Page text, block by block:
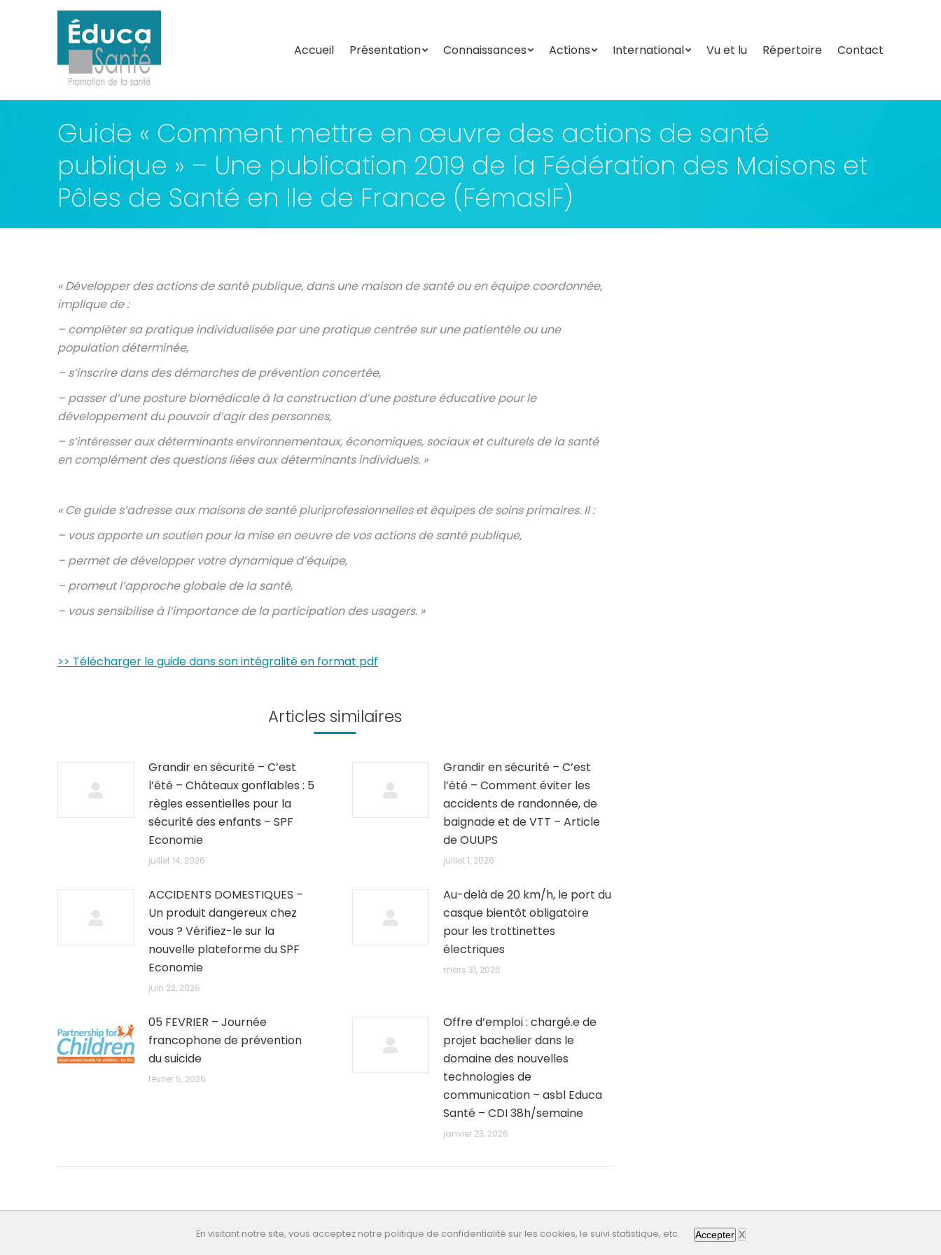
En visitant notre site, vous acceptez notre politique de confidentialité sur les cookies, le suivi statistique, etc. Accepter X
Accueil Présentation Connaissances Actions International Vu et lu Répertoire Contact
Guide « Comment mettre en œuvre des actions de santé
publique » – Une publication 2019 de la Fédération des Maisons et
Pôles de Santé en Ile de France (FémasIF)
« Développer des actions de santé publique, dans une maison de santé ou en équipe coordonnée,
implique de :
– compléter sa pratique individualisée par une pratique centrée sur une patientèle ou une
population déterminée,
– s’inscrire dans des démarches de prévention concertée,
– passer d’une posture biomédicale à la construction d’une posture éducative pour le
développement du pouvoir d’agir des personnes,
– s’intéresser aux déterminants environnementaux, économiques, sociaux et culturels de la santé
en complément des questions liées aux déterminants individuels. »
« Ce guide s’adresse aux maisons de santé pluriprofessionnelles et équipes de soins primaires. Il :
– vous apporte un soutien pour la mise en oeuvre de vos actions de santé publique,
– permet de développer votre dynamique d’équipe,
– promeut l’approche globale de la santé,
– vous sensibilise à l’importance de la participation des usagers. »
>> Télécharger le guide dans son intégralité en format pdf
Articles similaires
Grandir en sécurité – C’est
l’été – Châteaux gonflables : 5
règles essentielles pour la
sécurité des enfants – SPF
Economie
juillet 14, 2026
Grandir en sécurité – C’est
l’été – Comment éviter les
accidents de randonnée, de
baignade et de VTT – Article
de OUUPS
juillet 1, 2026
ACCIDENTS DOMESTIQUES –
Un produit dangereux chez
vous ? Vérifiez-le sur la
nouvelle plateforme du SPF
Economie
juin 22, 2026
Au-delà de 20 km/h, le port du
casque bientôt obligatoire
pour les trottinettes
électriques
mars 31, 2026
05 FEVRIER – Journée
francophone de prévention
du suicide
février 5, 2026
Offre d’emploi : chargé.e de
projet bachelier dans le
domaine des nouvelles
technologies de
communication – asbl Educa
Santé – CDI 38h/semaine
janvier 23, 2026
All rights reserved: educasante.org Dernière mise à jour: 06/08/2026